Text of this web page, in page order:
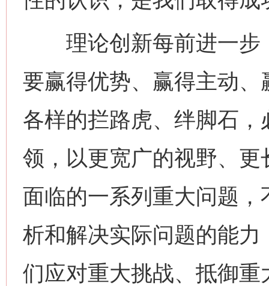
理论创新每前进一步
要赢得优势、赢得主动
各样的拦路虎、绊脚石
领，以更宽广的视野、
面临的一系列重大问题
析和解决实际问题的能
们应对重大挑战、抵御